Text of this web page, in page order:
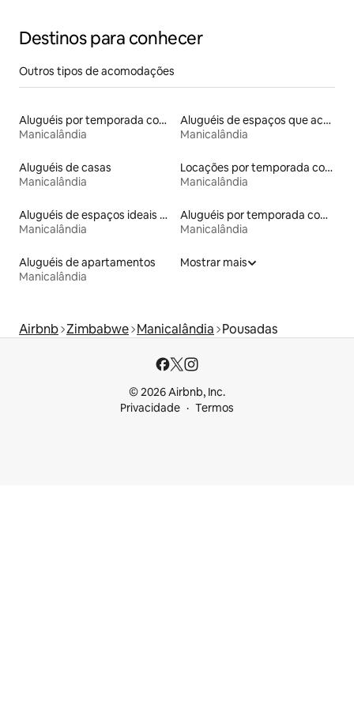
Destinos para conhecer
Outros tipos de acomodações
Aluguéis por temporada com café da manhã
Manicalândia
Aluguéis de espaços que aceitam animais de estimação
Manicalândia
Aluguéis de casas
Manicalândia
Locações por temporada com piscina
Manicalândia
Aluguéis de espaços ideais para famílias
Manicalândia
Aluguéis por temporada com acesso ao lago
Manicalândia
Aluguéis de apartamentos
Manicalândia
Mostrar mais
Airbnb Zimbabwe Manicalândia Pousadas
© 2026 Airbnb, Inc.
Privacidade
Termos